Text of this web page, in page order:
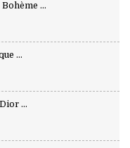
...
...
...